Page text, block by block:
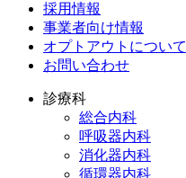
採用情報
事業者向け情報
オプトアウトについて
お問い合わせ
診療科
総合内科
呼吸器内科
消化器内科
循環器内科